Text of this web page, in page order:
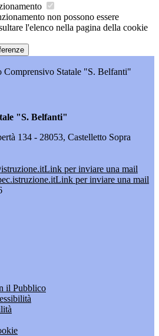
non possono essere
l'elenco nella pagina della cookie
Comprensivo Statale "S. Belfanti"
"S. Belfanti"
134 - 28053, Castelletto Sopra
Link per inviare una mail
Link per inviare una mail
il Pubblico